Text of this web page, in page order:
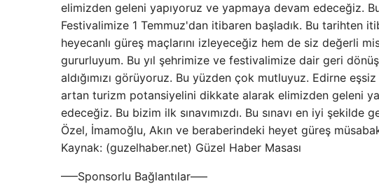
elimizden geleni yapıyoruz ve yapmaya devam edeceğiz.
Festivalimize 1 Temmuz'dan itibaren başladık. Bu tarihten
heyecanlı güreş maçlarını izleyeceğiz hem de siz değerli
gururluyum. Bu yıl şehrimize ve festivalimize dair geri
aldığımızı görüyoruz. Bu yüzden çok mutluyuz. Edirne
artan turizm potansiyelini dikkate alarak elimizden geleni
edeceğiz. Bu bizim ilk sınavımızdı. Bu sınavı en iyi
Özel, İmamoğlu, Akın ve beraberindeki heyet güreş
Kaynak: (guzelhaber.net) Güzel Haber Masası
—–Sponsorlu Bağlantılar—–